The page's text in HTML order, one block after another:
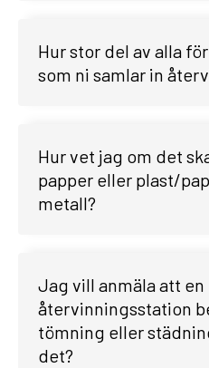
Hur stor del av alla
som ni samlar in
Hur vet jag om det
papper eller plast/
metall?
Jag vill anmäla att en
återvinningsstation
tömning eller
det?